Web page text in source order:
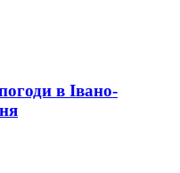
в Івано-